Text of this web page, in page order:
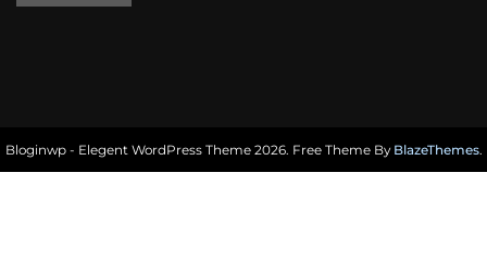
Bloginwp - Elegent WordPress Theme 2026. Free Theme By BlazeThemes.